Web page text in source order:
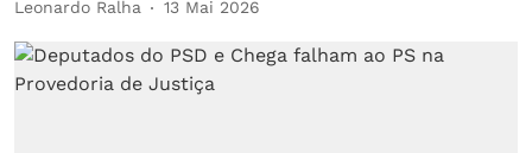
Leonardo Ralha 13 Mai 2026